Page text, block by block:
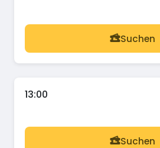
Suchen
13:00
Suchen